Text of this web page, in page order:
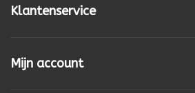
Klantenservice
Mijn account